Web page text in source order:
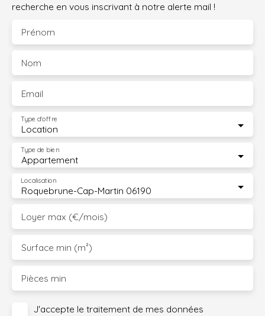
recherche en vous inscrivant à notre alerte mail !
Prénom
Nom
Email
Location
Type d'offre
Appartement
Type de bien
Roquebrune-Cap-Martin 06190
Localisation
Loyer max (€/mois)
Surface min (m²)
Pièces min
J'accepte le traitement de mes données